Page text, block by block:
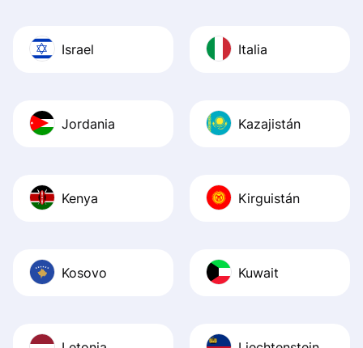
Israel Italia
Jordania Kazajistán
Kenya Kirguistán
Kosovo Kuwait